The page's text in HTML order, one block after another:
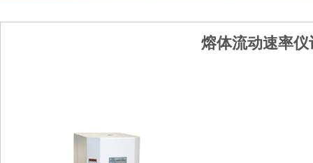
熔体流动速率